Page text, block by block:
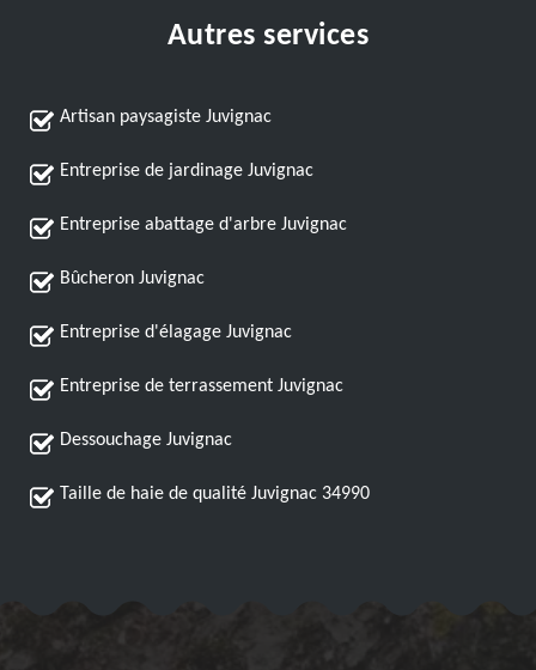
Autres services
Artisan paysagiste Juvignac
Entreprise de jardinage Juvignac
Entreprise abattage d'arbre Juvignac
Bûcheron Juvignac
Entreprise d'élagage Juvignac
Entreprise de terrassement Juvignac
Dessouchage Juvignac
Taille de haie de qualité Juvignac 34990